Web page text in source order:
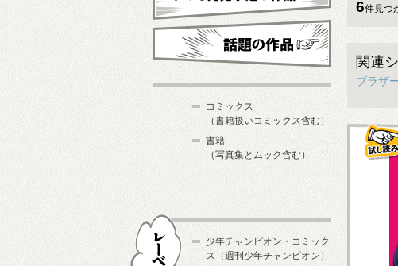
6件見つ
関連
ブラザ
これから発売予定
コミックス
（書籍扱いコミックス含む）
書籍
（写真集とムック含む）
少年チャンピオン・コミック
ス（週刊少年チャンピオン）